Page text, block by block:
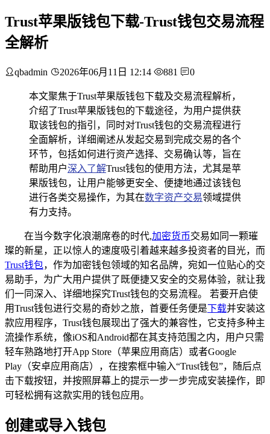
Trust苹果版钱包下载-Trust钱包交易流程
全解析
qbadmin 2026年06月11日 12:14 881 0
本文聚焦于Trust苹果版钱包下载及交易流程解析，
介绍了Trust苹果版钱包的下载途径，为用户提供获
取该钱包的指引，同时对Trust钱包的交易流程进行
全面解析，详细阐述从发起交易到完成交易的各个
环节，包括如何进行资产选择、交易确认等，旨在
帮助用户深入了解Trust钱包的使用方法，尤其是苹
果版钱包，让用户能够更安全、便捷地通过该钱包
进行各类交易操作，为其在数字资产交易领域提供
有力支持。
在当今数字化浪潮席卷的时代,加密货币交易如同一颗璀
璨的新星，正以惊人的速度吸引着越来越多投资者的目光，而
Trust钱包，作为加密钱包领域的知名品牌，宛如一位贴心的交
易助手，为广大用户提供了既便捷又安全的交易体验，就让我
们一同深入、详细地探究Trust钱包的交易流程。 若要开启使
用Trust钱包进行交易的奇妙之旅，首要任务便是下载并安装这
款应用程序，Trust钱包展现出了强大的兼容性，它支持多种主
流操作系统，像iOS和Android都在其支持范围之内，用户只需
轻车熟路地打开App Store（苹果应用商店）或者Google
Play（安卓应用商店），在搜索框中输入“Trust钱包”，随后点
击下载按钮，并按照屏幕上的提示一步一步完成安装操作，即
可轻松拥有这款实用的钱包应用。
创建或导入钱包